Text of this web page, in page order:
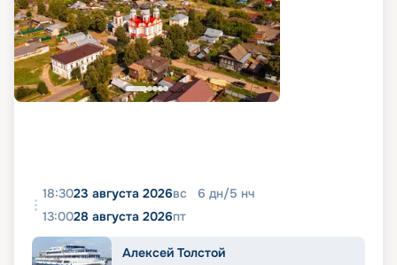
18:3023 августа 2026вс 6 дн/5 нч
13:0028 августа 2026пт
Алексей Толстой